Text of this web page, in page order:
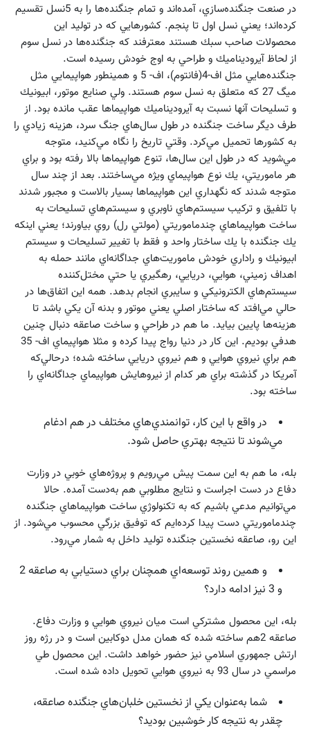
در صنعت جنگنده‌سازي‌، آمده‌اند و تمام جنگنده‌ها را به 5نسل تقسيم
كرده‌اند؛ يعني نسل اول تا پنجم. كشورهايي كه در توليد اين
محصولات صاحب سبك هستند معترفند كه جنگنده‌ها در نسل سوم
از لحاظ آيروديناميك و طراحي به اوج خودش رسيده است.
جنگنده‌هايي مثل اف-4(فانتوم)، اف- 5 و همينطور هواپيمايي مثل
ميگ 27 كه متعلق به نسل سوم هستند. ولي صنايع موتور، ابيونيك
و تسليحات آنها نسبت به آيروديناميك هواپيماها عقب مانده بود. از
طرف ديگر ساخت جنگنده در طول سال‌هاي جنگ سرد، هزينه زيادي را
به كشورها تحميل مي‌كرد. وقتي تاريخ را نگاه مي‌كنيد، متوجه
مي‌شويد كه در طول اين سال‌ها، تنوع هواپيماها بالا رفته بود و براي
هر ماموريتي، يك نوع هواپيماي ويژه مي‌ساختند. بعد از چند سال
متوجه شدند كه نگهداري اين هواپيماها بسيار بالاست و مجبور شدند
با تلفيق و تركيب سيستم‌هاي ناوبري و سيستم‌هاي تسليحات به
ساخت هواپيماهاي چندماموريتي (مولتي رل) روي بياورند؛ يعني اينكه
يك جنگنده با يك ساختار واحد و فقط با تغيير تسليحات و سيستم
ابيونيك و راداري خودش ماموريت‌هاي جداگانه‌اي مانند حمله به
اهداف زميني، هوايي، دريايي، رهگيري يا حتي مختل‌كننده
سيستم‌هاي الكترونيكي و سايبري انجام بدهد. همه اين اتفاق‌ها در
حالي مي‌‌افتد كه ساختار اصلي يعني موتور و بدنه آن يكي باشد تا
هزينه‌ها پايين بيايد. ما هم در طراحي و ساخت صاعقه دنبال چنين
هدفي بوديم. اين كار در دنيا رواج پيدا كرده و مثلا هواپيماي اف- 35
هم براي نيروي هوايي و هم نيروي دريايي ساخته شده؛ درحالي‌كه
آمريكا در گذشته براي هر كدام از نيروهايش هواپيماي جداگانه‌اي را
ساخته بود.
در واقع با اين كار، توانمندي‌هاي مختلف در هم ادغام
مي‌شوند تا نتيجه بهتري حاصل شود.
بله، ما هم به اين سمت پيش مي‌رويم و پروژه‌هاي خوبي در وزارت
دفاع در دست اجراست و نتايج مطلوبي هم به‌دست آمده. حالا
مي‌توانيم مدعي باشيم كه به تكنولوژي ساخت هواپيماهاي جنگنده
چندماموريتي دست پيدا كرده‌ايم كه توفيق بزرگي محسوب مي‌شود. از
اين رو، صاعقه نخستين جنگنده توليد داخل به شمار مي‌رود.
و همين روند توسعه‌اي همچنان براي دستيابي به صاعقه 2
و 3 نيز ادامه دارد؟
بله، اين محصول مشتركي است ميان نيروي هوايي و وزارت دفاع.
صاعقه 2هم ساخته شده كه همان مدل دوكابين است و در رژه روز
ارتش جمهوري اسلامي نيز حضور خواهد داشت. اين محصول طي
مراسمي در سال 93 به نيروي هوايي تحويل داده شده است.
شما به‌عنوان يكي از نخستين خلبان‌هاي جنگنده صاعقه،
چقدر به نتيجه كار خوشبين بوديد؟